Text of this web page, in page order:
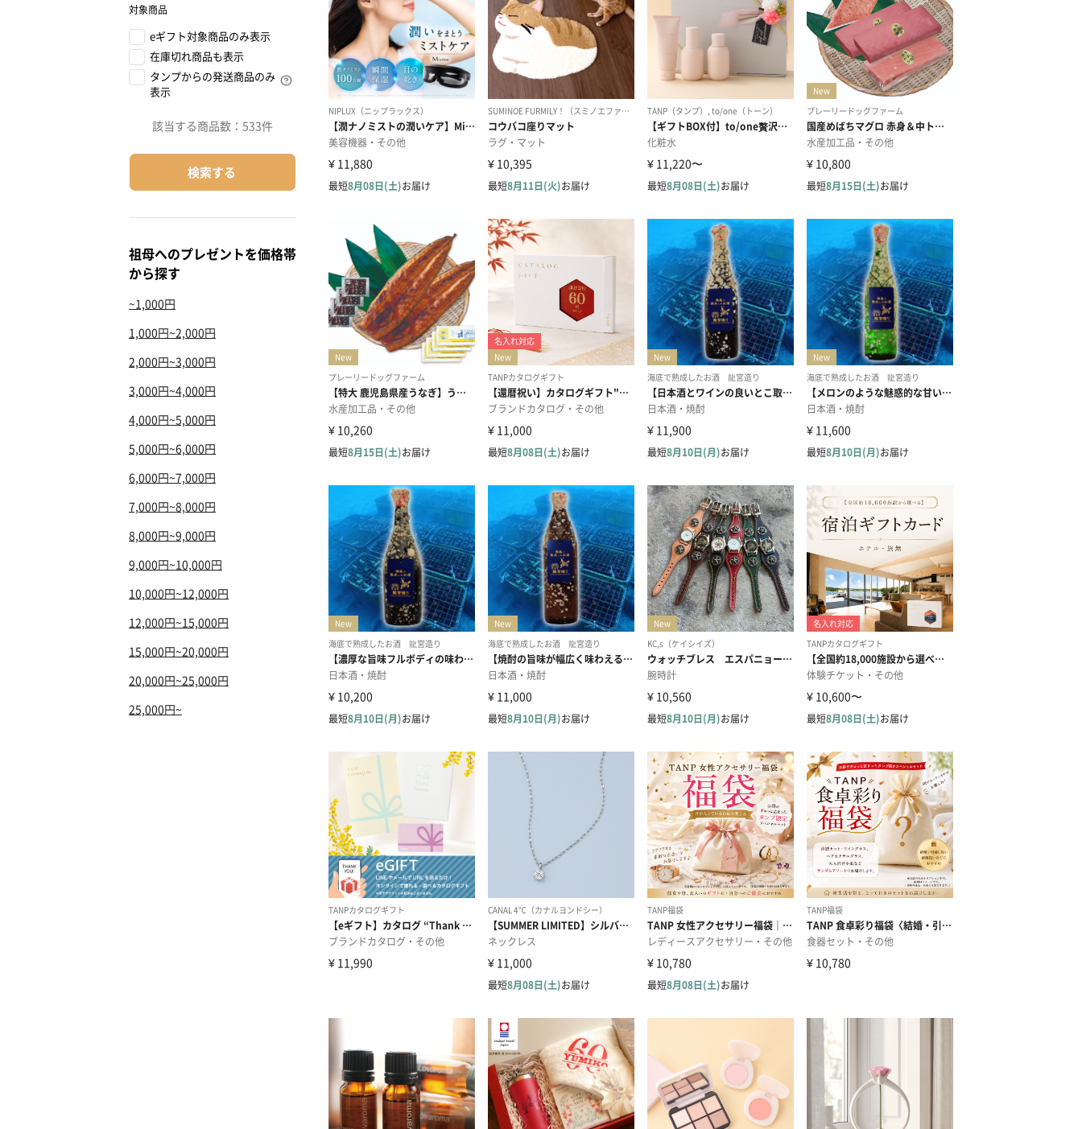
対象商品
eギフト対象商品のみ表示
在庫切れ商品も表示
タンプからの発送商品のみ
表示
該当する商品数： 533件
検索する
祖母へのプレゼントを価格帯
から探す
~1,000円
1,000円~2,000円
2,000円~3,000円
3,000円~4,000円
4,000円~5,000円
5,000円~6,000円
6,000円~7,000円
7,000円~8,000円
8,000円~9,000円
9,000円~10,000円
10,000円~12,000円
12,000円~15,000円
15,000円~20,000円
20,000円~25,000円
25,000円~